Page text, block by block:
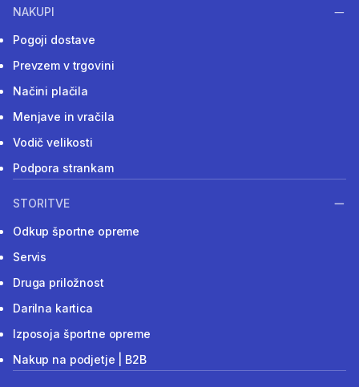
NAKUPI
Pogoji dostave
Prevzem v trgovini
Načini plačila
Menjave in vračila
Vodič velikosti
Podpora strankam
STORITVE
Odkup športne opreme
Servis
Druga priložnost
Darilna kartica
Izposoja športne opreme
Nakup na podjetje | B2B